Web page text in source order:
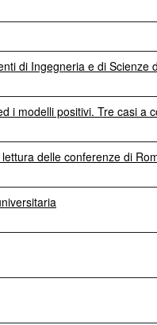
di Ingegneria e di Scienze
i modelli positivi. Tre casi a
delle conferenze di